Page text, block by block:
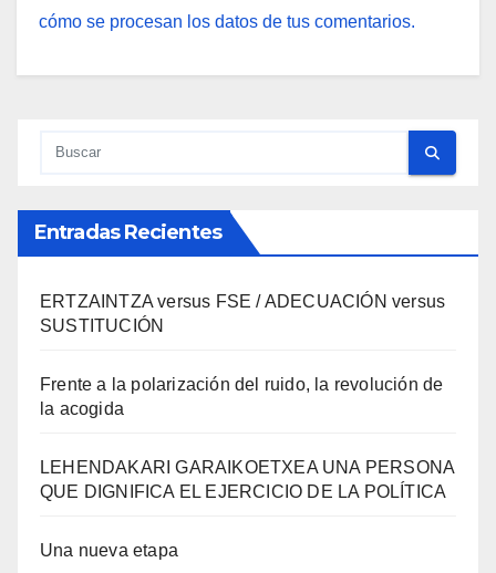
cómo se procesan los datos de tus comentarios.
Entradas Recientes
ERTZAINTZA versus FSE / ADECUACIÓN versus
SUSTITUCIÓN
Frente a la polarización del ruido, la revolución de
la acogida
LEHENDAKARI GARAIKOETXEA UNA PERSONA
QUE DIGNIFICA EL EJERCICIO DE LA POLÍTICA
Una nueva etapa